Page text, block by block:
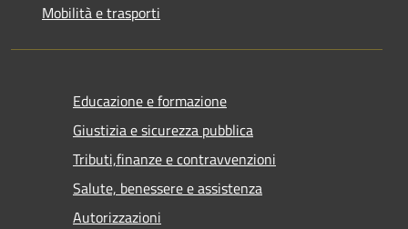
Mobilità e trasporti
Educazione e formazione
Giustizia e sicurezza pubblica
Tributi,finanze e contravvenzioni
Salute, benessere e assistenza
Autorizzazioni